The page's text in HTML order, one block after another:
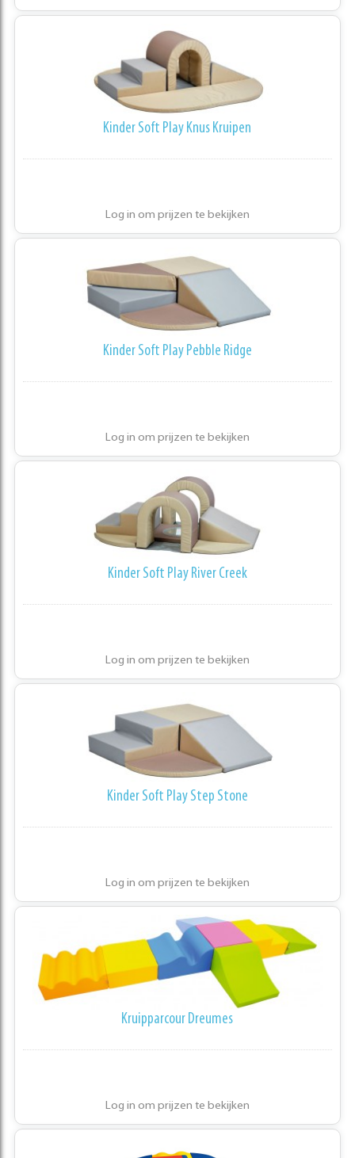
Kinder Soft Play Knus Kruipen
Log in om prijzen te bekijken
Kinder Soft Play Pebble Ridge
Log in om prijzen te bekijken
Kinder Soft Play River Creek
Log in om prijzen te bekijken
Kinder Soft Play Step Stone
Log in om prijzen te bekijken
Kruipparcour Dreumes
Log in om prijzen te bekijken